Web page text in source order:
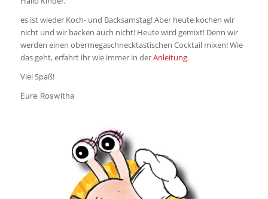
es ist wieder Koch- und Backsamstag! Aber heute kochen wir
nicht und wir backen auch nicht! Heute wird gemixt! Denn wir
werden einen obermegaschnecktastischen Cocktail mixen! Wie
das geht, erfahrt ihr wie immer in derAnleitung.
Viel Spaß!
Eure Roswitha